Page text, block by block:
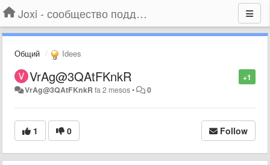
Joxi - сообщество поддержки
Общий Idees
+1
VrAg@3QAtFKnkR
VrAg@3QAtFKnkR fa 2 mesos• 0
1 0 Follow